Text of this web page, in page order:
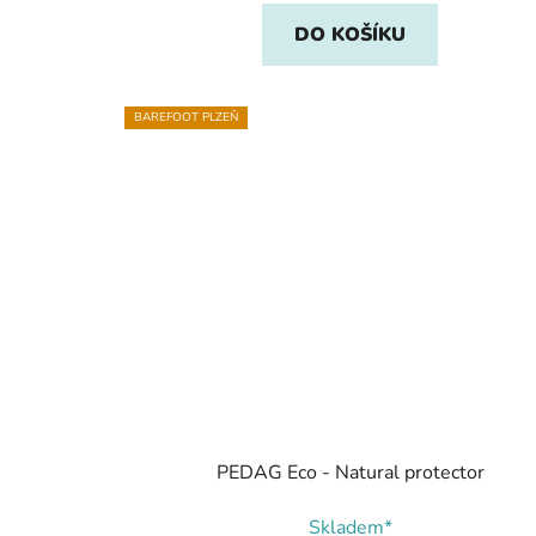
DO KOŠÍKU
BAREFOOT PLZEŇ
PEDAG Eco - Natural protector
Skladem*